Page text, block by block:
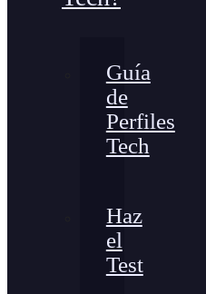
Guía
de
Perfiles
Tech
Haz
el
Test